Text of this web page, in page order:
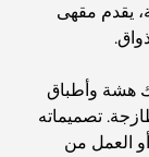
في دبي: حياة
مصرفي شامل
يقدم مقهى
هشة وأطباق
تصميماته
أو العمل من